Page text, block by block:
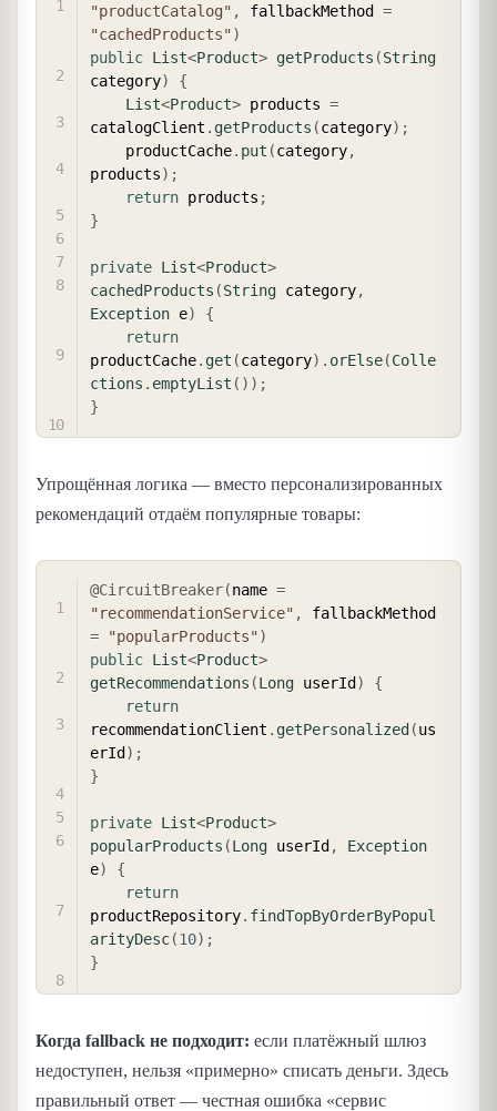
"productCatalog" , fallbackMethod =
"cachedProducts")
public List<Product> getProducts (String
category)
{
List<Product> products =
catalogClient . getProducts (category) ;
    productCache
. put (category,
products) ;
return products ;
}
private List<Product>
cachedProducts (String category,
Exception e)
{
return
productCache. get (category) . orElse(Colle
ctions . emptyList ( ) ) ;
}
Упрощённая логика — вместо персонализированных
рекомендаций отдаём популярные товары:
@CircuitBreaker(name =
"recommendationService" ,
=
"popularProducts")
public List<Product>
getRecommendations (Long userId )
{
return
recommendationClient . getPersonalized (us
erId ) ;
}
private List<Product>
popularProducts (Long userId ,
Exception
e)
{
return
productRepository. findTopByOrderByPopul
arityDesc(10) ;
}
Когда fallback не подходит: если платёжный шлюз
недоступен, нельзя «примерно» списать деньги. Здесь
правильный ответ — честная ошибка «сервис